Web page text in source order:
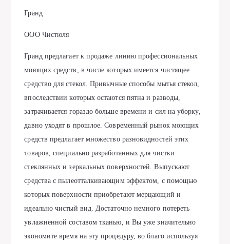
Гранд
ООО Чистюля
Гранд предлагает к продаже линию профессиональных
моющих средств, в числе которых имеется чистящее
средство для стекол. Привычные способы мытья стекол,
впоследствии которых остаются пятна и разводы,
затрачивается гораздо больше времени и сил на уборку,
давно уходят в прошлое. Современный рынок моющих
средств предлагает множество разновидностей этих
товаров, специально разработанных для чистки
стеклянных и зеркальных поверхностей. Выпускают
средства с пылеотталкивающим эффектом, с помощью
которых поверхности приобретают мерцающий и
идеально чистый вид. Достаточно немного потереть
увлажненной составом тканью, и Вы уже значительно
экономите время на эту процедуру, во благо используя